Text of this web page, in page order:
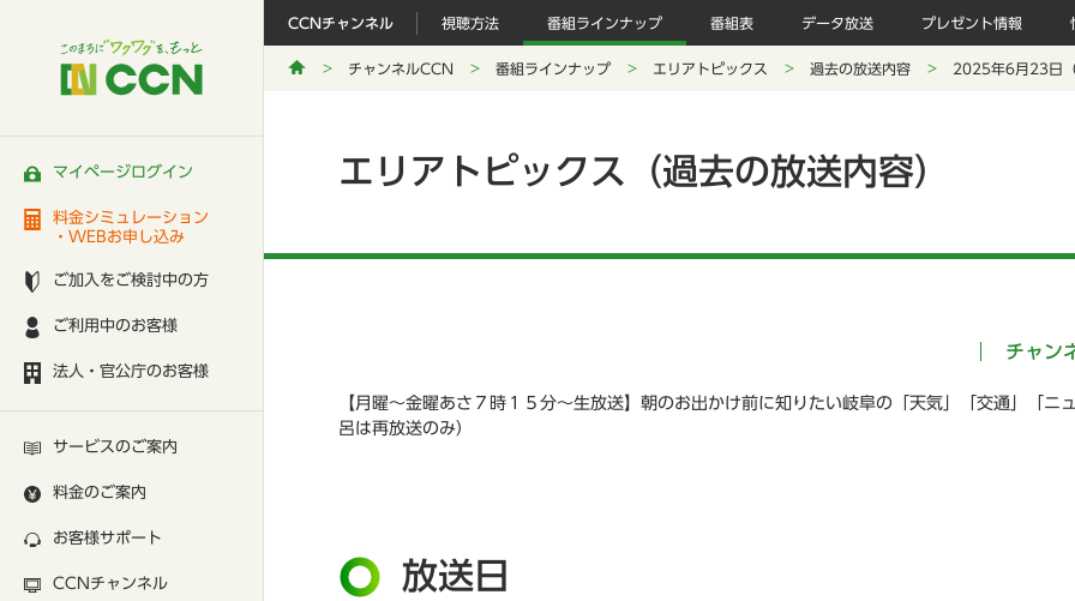
マイページログイン
料金シミュレーション
・WEBお申し込み
ご加入をご検討中の方
ご利用中のお客様
法人・官公庁のお客様
サービスのご案内
料金のご案内
お客様サポート
CCNチャンネル
CCNチャンネル 視聴方法 番組ラインナップ 番組表 データ放送 プレゼント情報
チャンネルCCN 番組ラインナップ エリアトピックス 過去の放送内容 2025年6月23日
エリアトピックス（過去の放送内容）
チャン
【月曜～金曜あさ７時１５分～生放送】朝のお出かけ前に知りたい岐阜の「天気」「交通」「
呂は再放送のみ）
放送日